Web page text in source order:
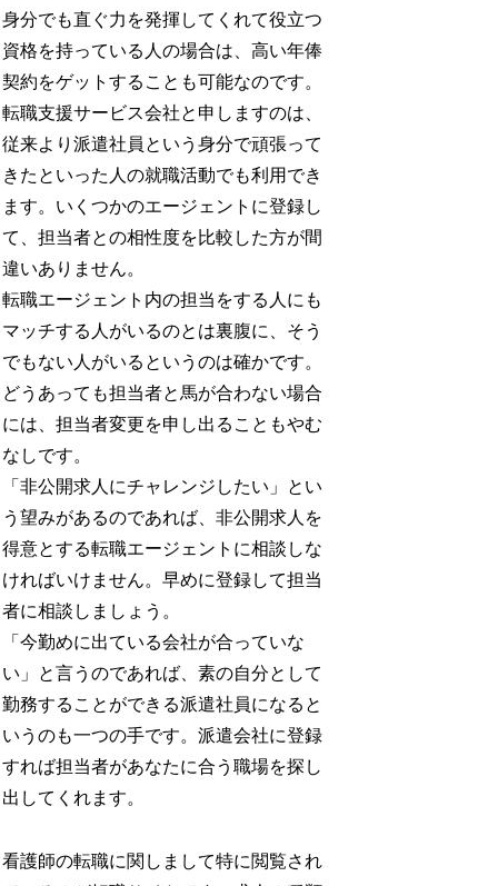
身分でも直ぐ力を発揮してくれて役立つ
資格を持っている人の場合は、高い年俸
契約をゲットすることも可能なのです。
転職支援サービス会社と申しますのは、
従来より派遣社員という身分で頑張って
きたといった人の就職活動でも利用でき
ます。いくつかのエージェントに登録し
て、担当者との相性度を比較した方が間
違いありません。
転職エージェント内の担当をする人にも
マッチする人がいるのとは裏腹に、そう
でもない人がいるというのは確かです。
どうあっても担当者と馬が合わない場合
には、担当者変更を申し出ることもやむ
なしです。
「非公開求人にチャレンジしたい」とい
う望みがあるのであれば、非公開求人を
得意とする転職エージェントに相談しな
ければいけません。早めに登録して担当
者に相談しましょう。
「今勤めに出ている会社が合っていな
い」と言うのであれば、素の自分として
勤務することができる派遣社員になると
いうのも一つの手です。派遣会社に登録
すれば担当者があなたに合う職場を探し
出してくれます。
看護師の転職に関しまして特に閲覧され